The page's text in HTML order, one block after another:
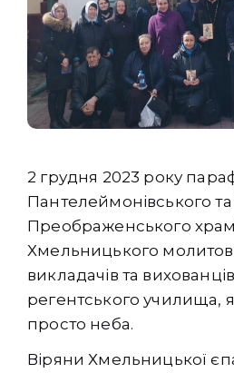
2 грудня 2023 року
Пантелеймонівського
Преображенського
Хмельницького
викладачів та
регентського училища,
просто неба.
Віряни Хмельницької